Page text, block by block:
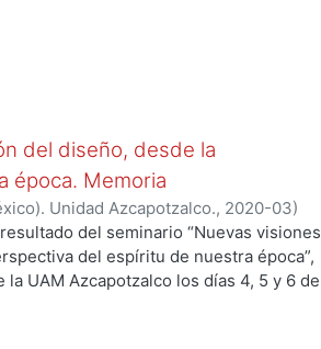
del diseño, desde la
época. Memoria
Unidad Azcapotzalco., 2020-03)
Sergio ;Hirata Kitahara, Miguel;
del seminario “Nuevas visiones
del espíritu de nuestra época”,
UAM Azcapotzalco los días 4, 5 y 6 de